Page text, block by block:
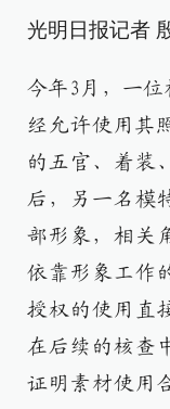
光明日报记者
今年3月，一
经允许使用其
的五官、着装
后，另一名模
部形象，相关
依靠形象工作
授权的使用直
在后续的核查
证明素材使用